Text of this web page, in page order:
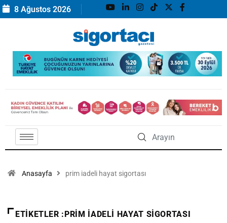
8 Ağustos 2026
Anasayfa prim iadeli hayat sigortası
ETIKETLER :PRIM IADELI HAYAT SIGORTASI